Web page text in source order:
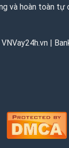
và hoàn toàn tự
VNVay24h.vn